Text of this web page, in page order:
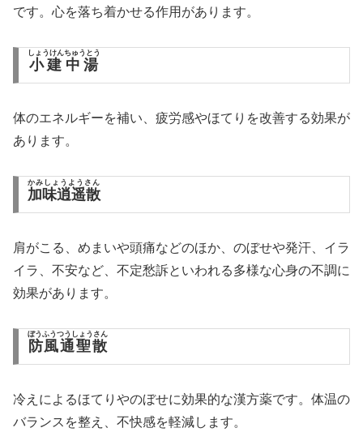
です。心を落ち着かせる作用があります。
小建中湯
しょうけんちゅうとう
体のエネルギーを補い、疲労感やほてりを改善する効果が
あります。
加味逍遥散
かみしょうようさん
肩がこる、めまいや頭痛などのほか、のぼせや発汗、イラ
イラ、不安など、不定愁訴といわれる多様な心身の不調に
効果があります。
防風通聖散
ぼうふうつうしょうさん
冷えによるほてりやのぼせに効果的な漢方薬です。体温の
バランスを整え、不快感を軽減します。